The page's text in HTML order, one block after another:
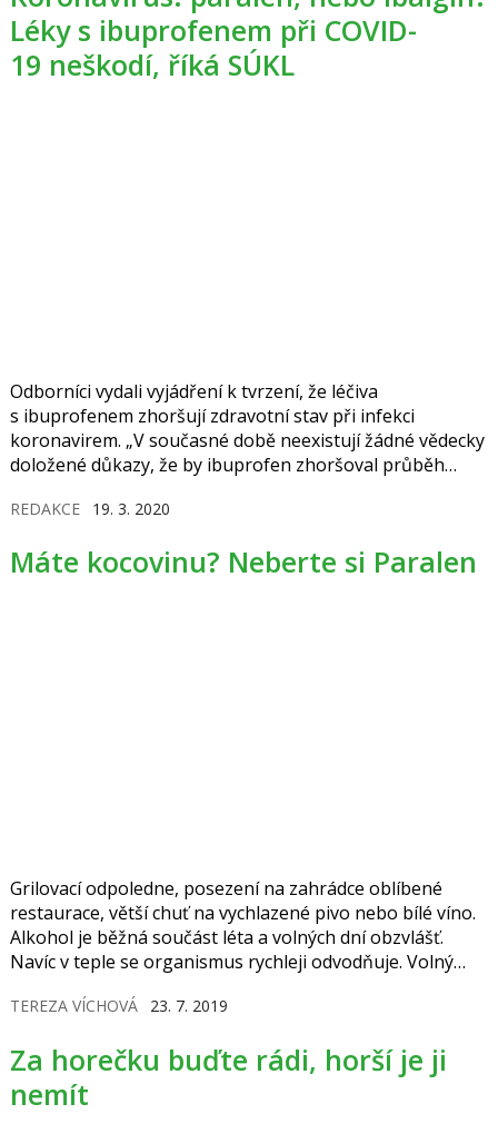
Léky s ibuprofenem při COVID-
19 neškodí, říká SÚKL
Odborníci vydali vyjádření k tvrzení, že léčiva
s ibuprofenem zhoršují zdravotní stav při infekci
koronavirem. „V současné době neexistují žádné vědecky
doložené důkazy, že by ibuprofen zhoršoval průběh
REDAKCE 19. 3. 2020
Máte kocovinu? Neberte si Paralen
Grilovací odpoledne, posezení na zahrádce oblíbené
restaurace, větší chuť na vychlazené pivo nebo bílé víno.
Alkohol je běžná součást léta a volných dní obzvlášť.
Navíc v teple se organismus rychleji odvodňuje. Volný
Nespravujte ji ale přípravky s obsahem paracetamolu,
TEREZA VÍCHOVÁ 23. 7. 2019
Za horečku buďte rádi, horší je ji
nemít